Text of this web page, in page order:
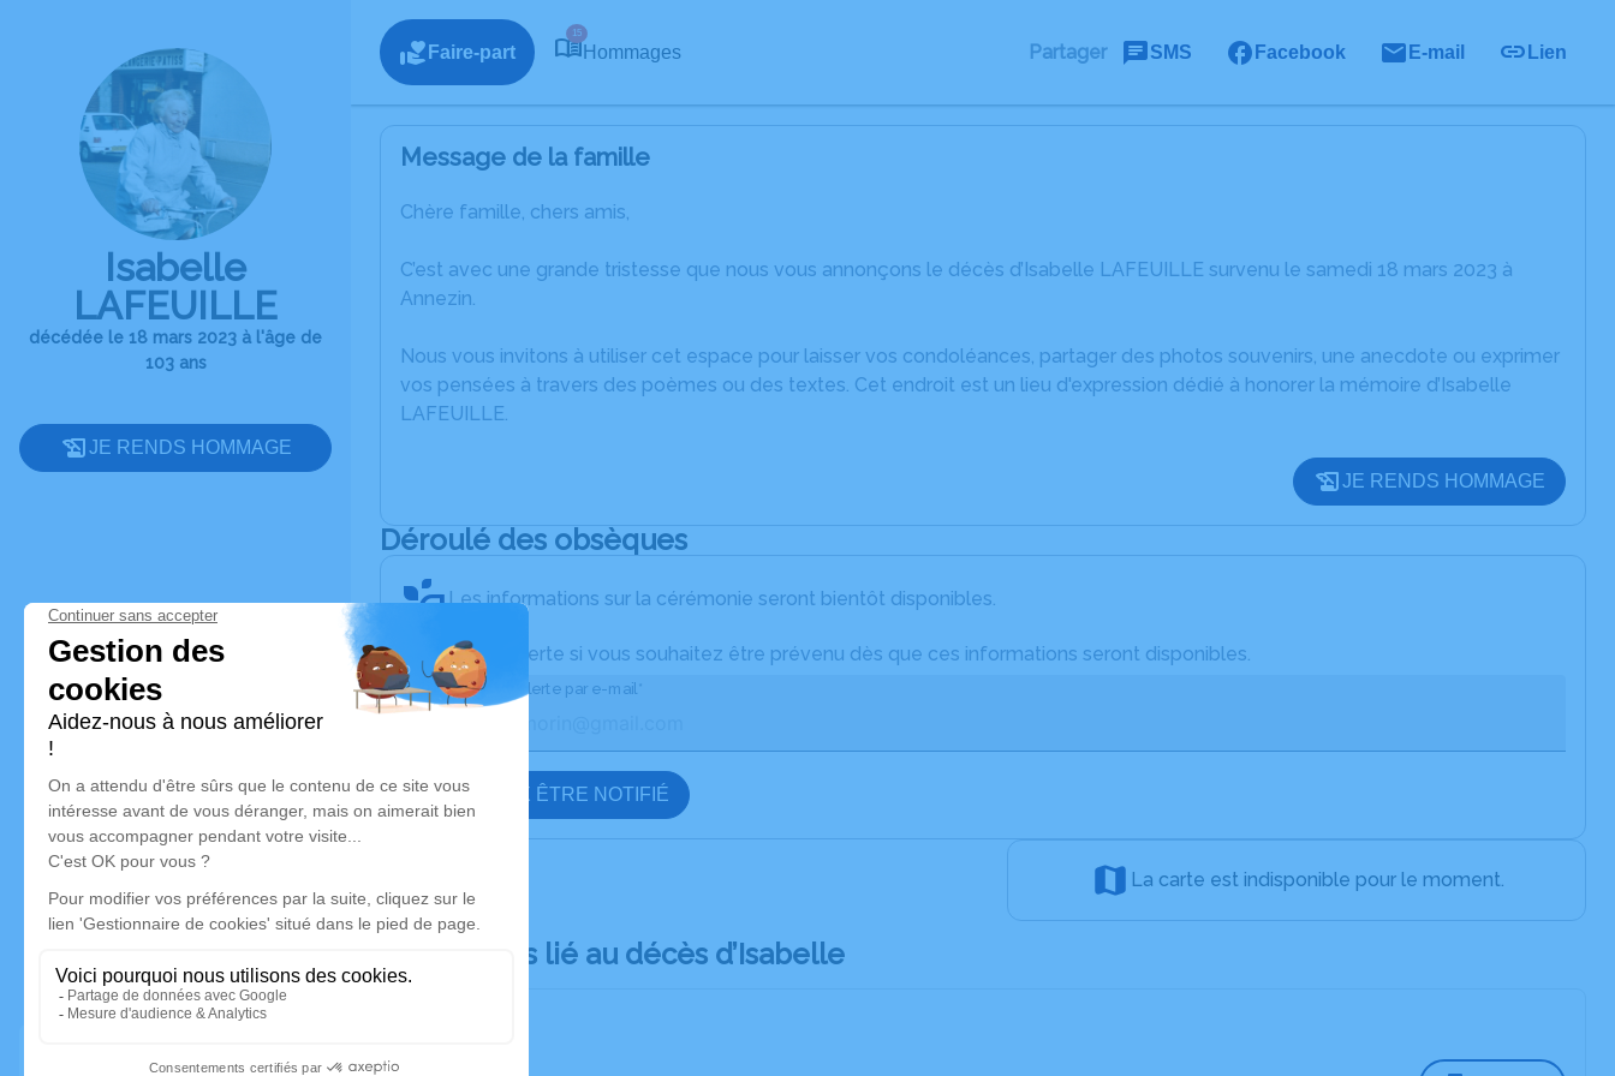
Isabelle
LAFEUILLE
décédée le 18 mars 2023 à l'âge de
103 ans
JE RENDS HOMMAGE
Faire-part
15
Hommages Partager SMS Facebook E-mail Lien
Message de la famille
Chère famille, chers amis,
C’est avec une grande tristesse que nous vous annonçons le décès d’Isabelle LAFEUILLE survenu le samedi 18 mars 2023 à
Annezin.
Nous vous invitons à utiliser cet espace pour laisser vos condoléances, partager des photos souvenirs, une anecdote ou exprimer
vos pensées à travers des poèmes ou des textes. Cet endroit est un lieu d'expression dédié à honorer la mémoire d’Isabelle
LAFEUILLE.
JE RENDS HOMMAGE
Déroulé des obsèques
Les informations sur la cérémonie seront bientôt disponibles.
Activez une alerte si vous souhaitez être prévenu dès que ces informations seront disponibles.
Recevoir une alerte par e-mail*
JE VEUX ÊTRE NOTIFIÉ
La carte est indisponible pour le moment.
Documents lié au décès d’Isabelle